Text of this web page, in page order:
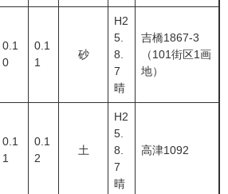
0.1
0
0.1
1
砂
H2
5.
8.
7
晴
吉橋1867-3
（101街区1画
地）
0.1
1
0.1
2
土
H2
5.
8.
7
晴
高津1092